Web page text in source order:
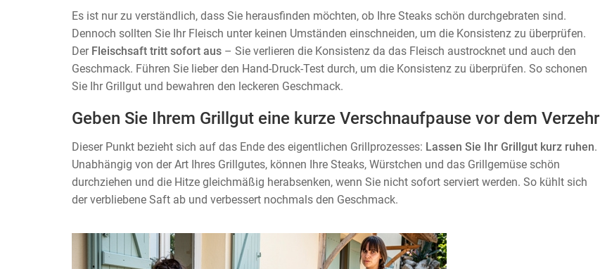
Es ist nur zu verständlich, dass Sie herausfinden möchten, ob Ihre Steaks schön durchgebraten sind.
Dennoch sollten Sie Ihr Fleisch unter keinen Umständen einschneiden, um die Konsistenz zu überprüfen.
Der Fleischsaft tritt sofort aus – Sie verlieren die Konsistenz da das Fleisch austrocknet und auch den
Geschmack. Führen Sie lieber den Hand-Druck-Test durch, um die Konsistenz zu überprüfen. So schonen
Sie Ihr Grillgut und bewahren den leckeren Geschmack.
Geben Sie Ihrem Grillgut eine kurze Verschnaufpause vor dem Verzehr
Dieser Punkt bezieht sich auf das Ende des eigentlichen Grillprozesses: Lassen Sie Ihr Grillgut kurz ruhen.
Unabhängig von der Art Ihres Grillgutes, können Ihre Steaks, Würstchen und das Grillgemüse schön
durchziehen und die Hitze gleichmäßig herabsenken, wenn Sie nicht sofort serviert werden. So kühlt sich
der verbliebene Saft ab und verbessert nochmals den Geschmack.